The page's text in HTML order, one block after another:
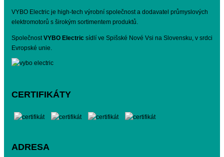
VYBO Electric je high-tech výrobní společnost a dodavatel průmyslových
elektromotorů s širokým sortimentem produktů.
SpolečnostVYBO Electric sídlí ve Spišské Nové Vsi na Slovensku, v srdci
Evropské unie.
CERTIFIKÁTY
ADRESA